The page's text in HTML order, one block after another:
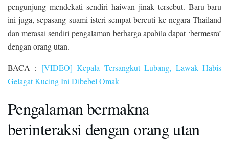
pengunjung mendekati sendiri haiwan jinak tersebut. Baru-baru
ini juga, sepasang suami isteri sempat bercuti ke negara Thailand
dan merasai sendiri pengalaman berharga apabila dapat ‘bermesra’
dengan orang utan.
BACA : [VIDEO] Kepala Tersangkut Lubang, Lawak Habis
Gelagat Kucing Ini Dibebel Omak
Pengalaman bermakna
berinteraksi dengan orang utan